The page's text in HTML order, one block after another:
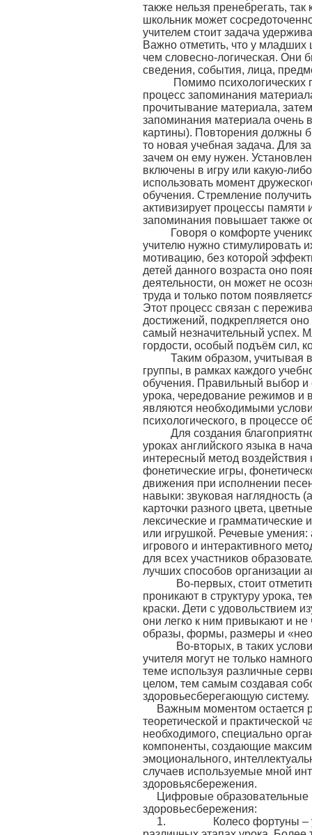
также нельзя пренебрегать,
школьник может
учителем стоит задача
Важно отметить, что у младших
чем словесно-логическая. Они
сведения, события, лица,
Помимо психологических
процесс запоминания
прочитывание материала,
запоминания материала очень
картины). Повторения должны
то новая учебная задача. Для
зачем он ему нужен.
включены в игру или какую-
использовать момент
обучения. Стремление
активизирует процессы памяти
запоминания повышает также
Говоря о комфорте
учителю нужно стимулировать
мотивацию, без которой
детей данного возраста оно
деятельности, он может не
труда и только потом
Этот процесс связан с
достижений, подкрепляется
самый незначительный успех.
гордости, особый подъём сил,
Таким образом, учитывая
группы, в рамках каждого
обучения. Правильный выбор и
урока, чередование режимов и
являются необходимыми
психологического, в процессе
Для создания
уроках английского языка в
интересный метод
фонетические игры,
движения при исполнении
навыки: звуковая наглядность
карточки разного цвета,
лексические и грамматические
или игрушкой. Речевые
игрового и интерактивного
для всех участников
лучших способов организации
Во-первых, стоит
проникают в структуру урока,
краски. Дети с удовольствием
они легко к ним привыкают и
образы, формы, размеры и
Во-вторых, в таких
учителя могут не только
теме используя различные
целом, тем самым создавая
здоровьесберегающую систему.
Важным моментом остается
теоретической и практической
необходимого, специально
компоненты, создающие
эмоционального,
случаев используемые мной
здоровьясбережения.
Цифровые образовательные
здоровьесбережения:
1. Колесо фортуны –